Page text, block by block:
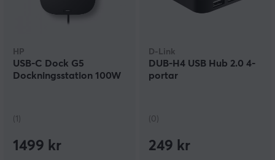
HP
USB-C Dock G5
Dockningsstation 100W
(1)
1499 kr
D-Link
DUB-H4 USB Hub 2.0 4-
portar
(0)
249 kr